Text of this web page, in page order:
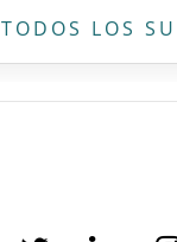
TODOS LOS